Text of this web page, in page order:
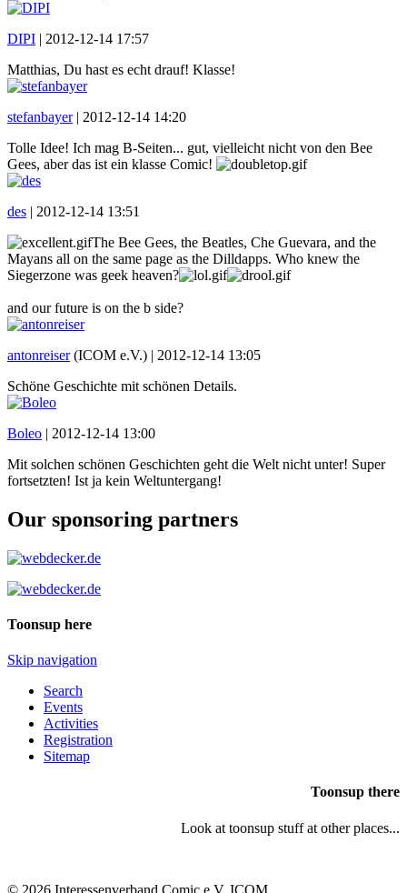
DIPI | 2012-12-14 17:57
Matthias, Du hast es echt drauf! Klasse!
stefanbayer| 2012-12-14 14:20
Tolle Idee! Ich mag B-Seiten... gut, vielleicht nicht von den Bee
Gees, aber das ist ein klasse Comic!
des | 2012-12-14 13:51
The Bee Gees, the Beatles, Che Guevara, and the
Mayans all on the same page as the Dilldapps. Who knew the
Siegerzone was geek heaven?
and our future is on the b side?
antonreiser(ICOM e.V.) | 2012-12-14 13:05
Schöne Geschichte mit schönen Details.
Boleo | 2012-12-14 13:00
Mit solchen schönen Geschichten geht die Welt nicht unter! Super
fortsetzten! Ist ja kein Weltuntergang!
Our sponsoring partners
Toonsup here
Skip navigation
Search
Events
Activities
Registration
Sitemap
Toonsup there
Look at toonsup stuff at other places...
© 2026 Interessenverband Comic e.V. ICOM